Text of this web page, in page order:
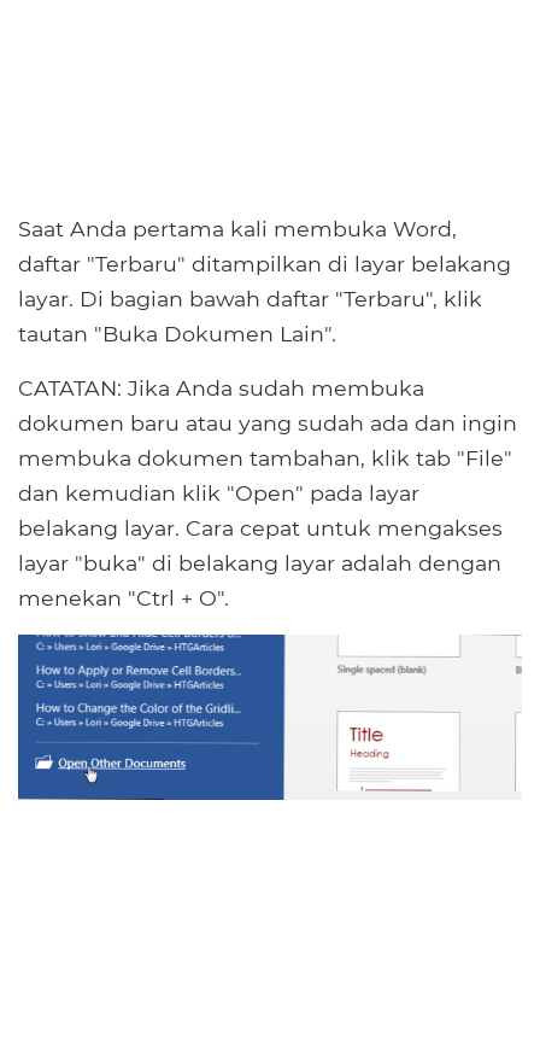
Saat Anda pertama kali membuka Word,
daftar "Terbaru" ditampilkan di layar belakang
layar. Di bagian bawah daftar "Terbaru", klik
tautan "Buka Dokumen Lain".
CATATAN: Jika Anda sudah membuka
dokumen baru atau yang sudah ada dan ingin
membuka dokumen tambahan, klik tab "File"
dan kemudian klik "Open" pada layar
belakang layar. Cara cepat untuk mengakses
layar "buka" di belakang layar adalah dengan
menekan "Ctrl + O".